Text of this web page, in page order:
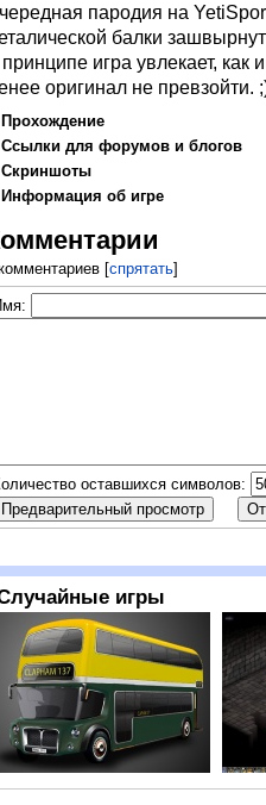
пародия на
балки
игра увлекает, как
оригинал не превзойти.
Прохождение
Ссылки для форумов и блогов
Скриншоты
Информация об игре
[спрятать]
оставшихся символов:
игры